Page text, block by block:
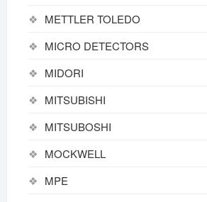
METTLER TOLEDO
MICRO DETECTORS
MIDORI
MITSUBISHI
MITSUBOSHI
MOCKWELL
MPE